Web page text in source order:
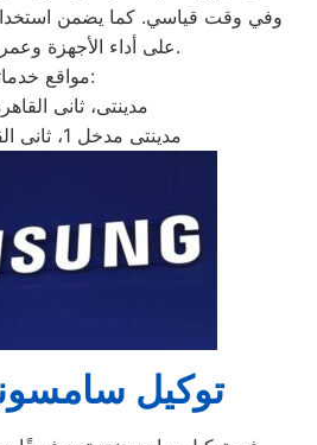
وفي وقت قياسي. كما يضمن
على أداء الأجهزة وعمرها الافتراضي.
مواقع خدماتنا:
مدينتى، ثانى
مدينتى مدخل 1، ثانى القاهرة الجديدة
توكيل